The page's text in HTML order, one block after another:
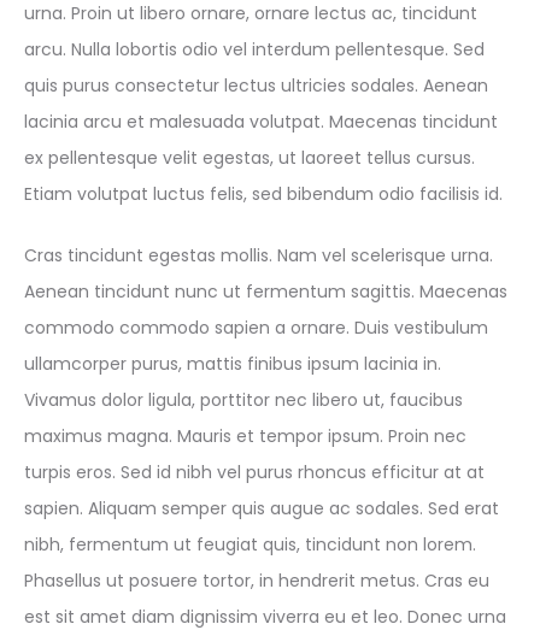
urna. Proin ut libero ornare, ornare lectus ac, tincidunt
arcu. Nulla lobortis odio vel interdum pellentesque. Sed
quis purus consectetur lectus ultricies sodales. Aenean
lacinia arcu et malesuada volutpat. Maecenas tincidunt
ex pellentesque velit egestas, ut laoreet tellus cursus.
Etiam volutpat luctus felis, sed bibendum odio facilisis id.
Cras tincidunt egestas mollis. Nam vel scelerisque urna.
Aenean tincidunt nunc ut fermentum sagittis. Maecenas
commodo commodo sapien a ornare. Duis vestibulum
ullamcorper purus, mattis finibus ipsum lacinia in.
Vivamus dolor ligula, porttitor nec libero ut, faucibus
maximus magna. Mauris et tempor ipsum. Proin nec
turpis eros. Sed id nibh vel purus rhoncus efficitur at at
sapien. Aliquam semper quis augue ac sodales. Sed erat
nibh, fermentum ut feugiat quis, tincidunt non lorem.
Phasellus ut posuere tortor, in hendrerit metus. Cras eu
est sit amet diam dignissim viverra eu et leo. Donec urna